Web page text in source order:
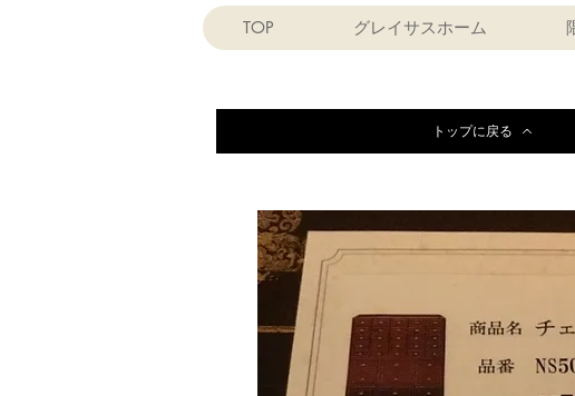
TOP グレイサスホーム
トップに戻る